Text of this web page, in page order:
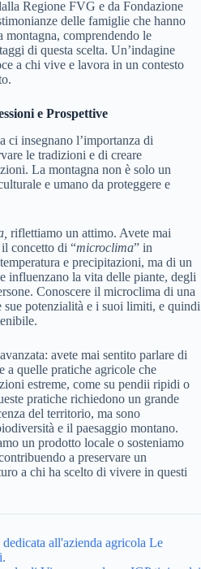
Regione FVG e da Fondazione
delle famiglie che hanno
montagna, comprendendo le
di questa scelta. Un’indagine
a chi vive e lavora in un contesto
e Prospettive
ci insegnano l’importanza di
le tradizioni e di creare
La montagna non è solo un
e umano da proteggere e
riflettiamo un attimo. Avete mai
concetto di “microclima” in
e precipitazioni, ma di un
influenzano la vita delle piante, degli
Conoscere il microclima di una
potenzialità e i suoi limiti, e quindi
avete mai sentito parlare di
a quelle pratiche agricole che
estreme, come su pendii ripidi o
pratiche richiedono un grande
del territorio, ma sono
e il paesaggio montano.
un prodotto locale o sosteniamo
a preservare un
a chi ha scelto di vivere in questi
all'azienda agricola Le